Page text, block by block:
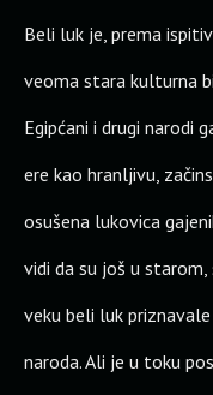
Beli luk je, prema
veoma stara kulturna
Egipćani i drugi narodi
ere kao hranljivu,
osušena lukovica
vidi da su još u
veku beli luk
naroda. Ali je u toku